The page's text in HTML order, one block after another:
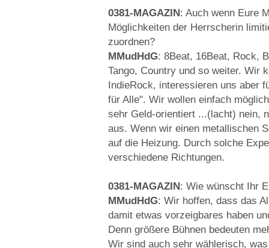
0381-MAGAZIN: Auch wenn Eure
Möglichkeiten der Herrscherin
zuordnen?
MMudHdG: 8Beat, 16Beat, Rock,
Tango, Country und so weiter. Wir
IndieRock, interessieren uns aber
für Alle". Wir wollen einfach
sehr Geld-orientiert ...(lacht) nein,
aus. Wenn wir einen metallischen
auf die Heizung. Durch solche
verschiedene Richtungen.
0381-MAGAZIN: Wie wünscht Ihr
MMudHdG: Wir hoffen, dass das
damit etwas vorzeigbares haben
Denn größere Bühnen bedeuten
Wir sind auch sehr wählerisch,